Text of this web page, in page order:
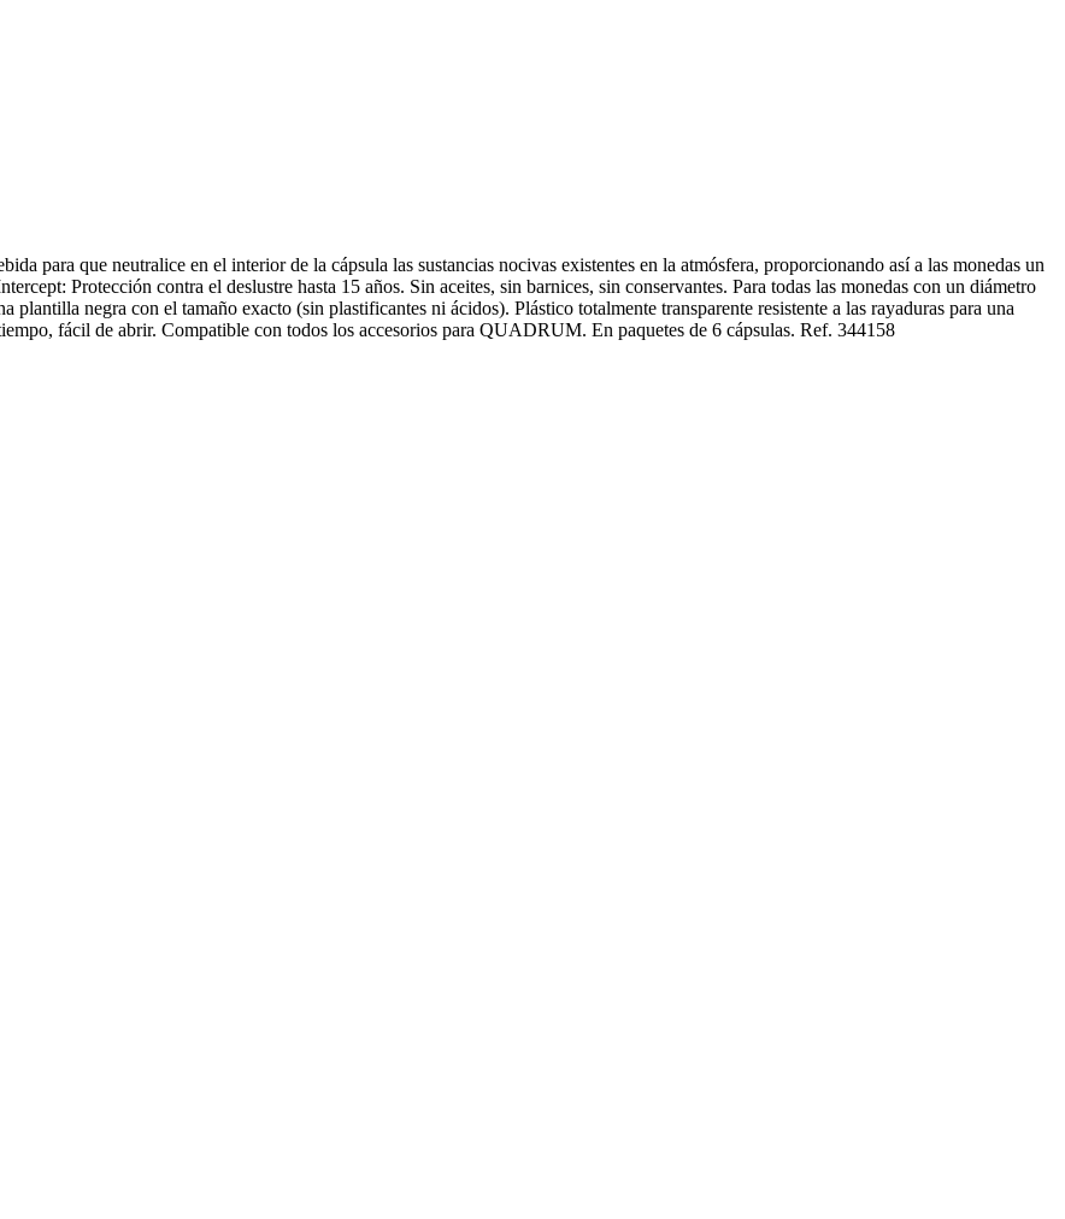
para que neutralice en el interior de la cápsula las sustancias nocivas existentes en la atmósfera, proporcionando así a las monedas un
Protección contra el deslustre hasta 15 años. Sin aceites, sin barnices, sin conservantes. Para todas las monedas con un diámetro
plantilla negra con el tamaño exacto (sin plastificantes ni ácidos). Plástico totalmente transparente resistente a las rayaduras para una
fácil de abrir. Compatible con todos los accesorios para QUADRUM. En paquetes de 6 cápsulas. Ref. 344158